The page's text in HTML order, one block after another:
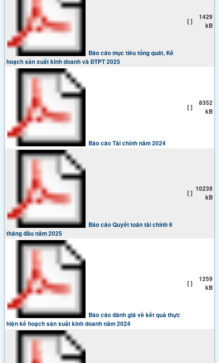
Báo cáo mục tiêu tổng quát, Kế
hoạch sản xuất kinh doanh và ĐTPT 2025
[ ]
1429
kB
Báo cáo Tài chính năm 2024
[ ]
8352
kB
Báo cáo Quyết toán tài chính 6
tháng đầu năm 2025
[ ]
10239
kB
Báo cáo đánh giá về kết quả thực
hiện kế hoạch sản xuất kinh doanh năm 2024
[ ]
1259
kB